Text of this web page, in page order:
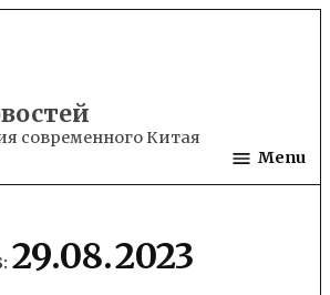
современного Китая
Menu
29.08.2023